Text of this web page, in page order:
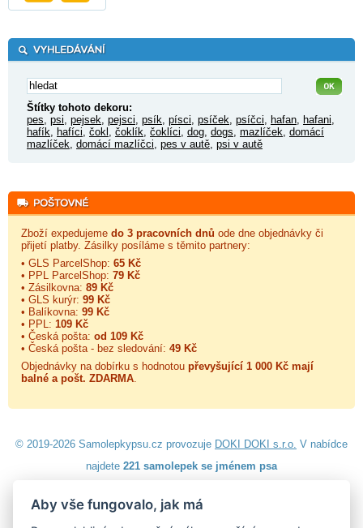
Štítky tohoto dekoru:
pes psi pejsek pejsci psík písci psíček psíčci hafan hafani
hafík hafíci čokl čoklík čoklíci dog dogs mazlíček domácí
mazlíček domácí mazlíčci pes v autě psi v autě
Zboží expedujeme do 3 pracovních dnů ode dne objednávky či
přijetí platby. Zásilky posíláme s těmito partnery:
• GLS ParcelShop: 65 Kč
• PPL ParcelShop: 79 Kč
• Zásilkovna: 89 Kč
• GLS kurýr: 99 Kč
• Balíkovna: 99 Kč
• PPL: 109 Kč
• Česká pošta: od 109 Kč
• Česká pošta - bez sledování: 49 Kč
Objednávky na dobírku s hodnotou převyšující 1 000 Kč mají
balné a pošt. ZDARMA
© 2019-2026 Samolepkypsu.cz provozuje DOKI DOKI s.r.o. V nabídce
najdete 221 samolepek se jménem psa
Návod k lepení|Návod na odstranění samolepek
podmínky|Ochrana osobních údajů Cookies |Reklamační řád
Aby vše fungovalo, jak má